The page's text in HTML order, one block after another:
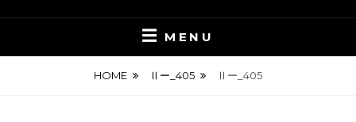
MENU
HOME Ⅱー_405 Ⅱー_405